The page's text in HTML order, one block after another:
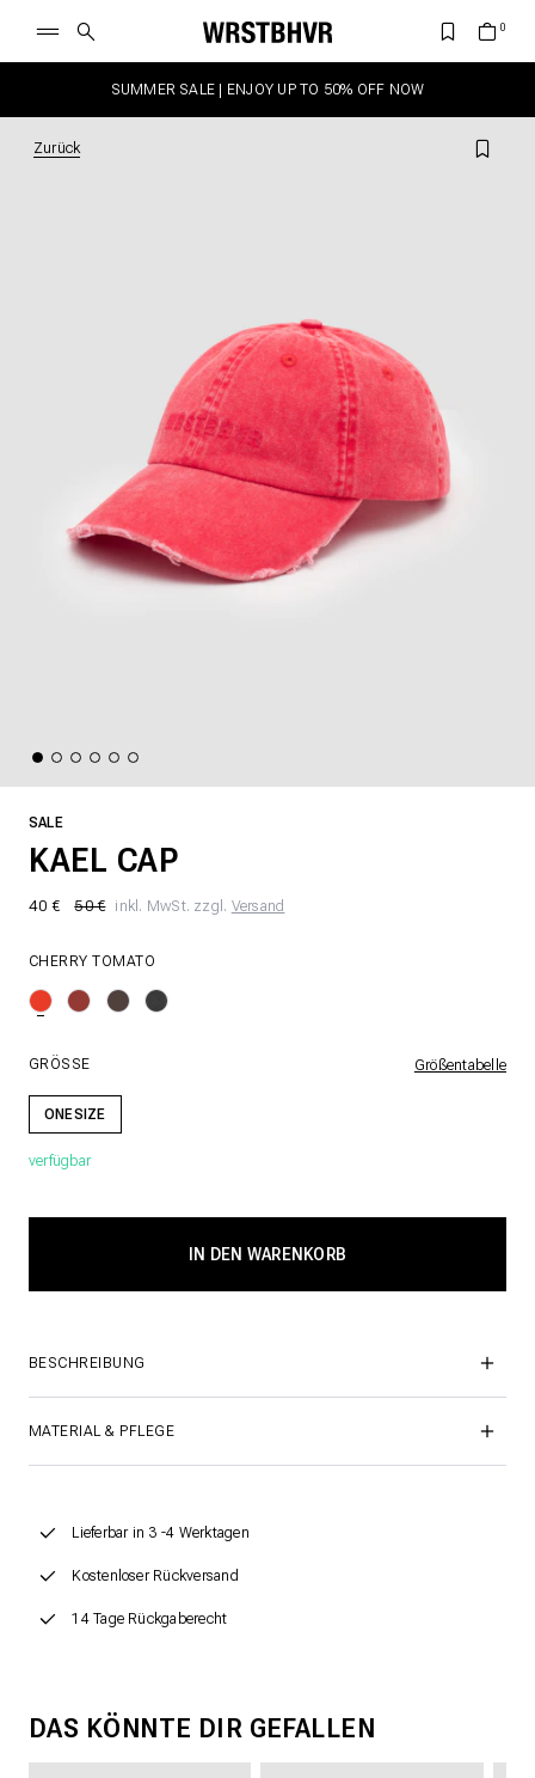
SUMMER SALE | ENJOY UP TO 50% OFF NOW
Zurück
SALE
KAEL CAP
40 € 50 € inkl. MwSt. zzgl. Versand
CHERRY TOMATO
GRÖSSE Größentabelle
ONESIZE
verfügbar
BESCHREIBUNG
MATERIAL & PFLEGE
Lieferbar in 3 -4 Werktagen
Kostenloser Rückversand
14 Tage Rückgaberecht
DAS KÖNNTE DIR GEFALLEN